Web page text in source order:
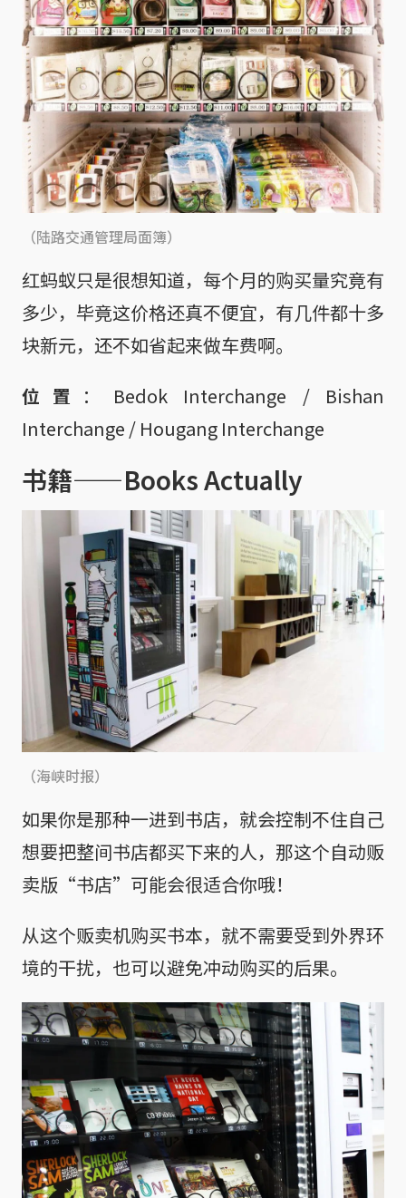
（陆路交通管理局面簿）
红蚂蚁只是很想知道，每个月的购买量究竟有
多少，毕竟这价格还真不便宜，有几件都十多
块新元，还不如省起来做车费啊。
位置 ：Bedok Interchange / Bishan
Interchange / Hougang Interchange
书籍——Books Actually
（海峡时报）
如果你是那种一进到书店，就会控制不住自己
想要把整间书店都买下来的人，那这个自动贩
卖版“书店”可能会很适合你哦！
从这个贩卖机购买书本，就不需要受到外界环
境的干扰，也可以避免冲动购买的后果。